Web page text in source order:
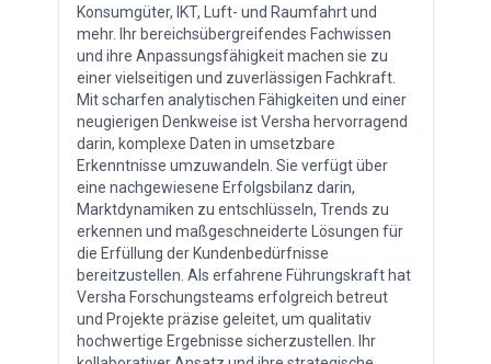
Konsumgüter, IKT, Luft- und Raumfahrt und
mehr. Ihr bereichsübergreifendes Fachwissen
und ihre Anpassungsfähigkeit machen sie zu
einer vielseitigen und zuverlässigen Fachkraft.
Mit scharfen analytischen Fähigkeiten und einer
neugierigen Denkweise ist Versha hervorragend
darin, komplexe Daten in umsetzbare
Erkenntnisse umzuwandeln. Sie verfügt über
eine nachgewiesene Erfolgsbilanz darin,
Marktdynamiken zu entschlüsseln, Trends zu
erkennen und maßgeschneiderte Lösungen für
die Erfüllung der Kundenbedürfnisse
bereitzustellen. Als erfahrene Führungskraft hat
Versha Forschungsteams erfolgreich betreut
und Projekte präzise geleitet, um qualitativ
hochwertige Ergebnisse sicherzustellen. Ihr